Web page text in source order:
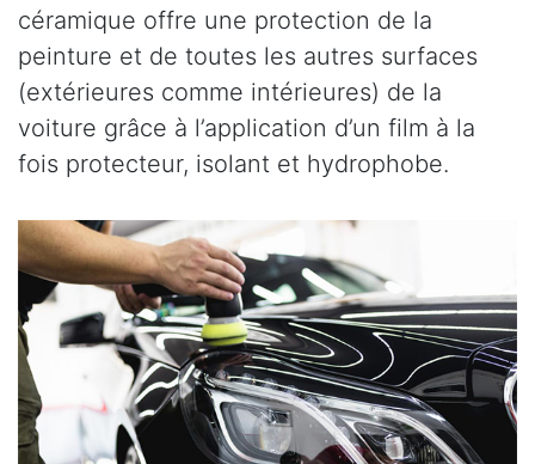
céramique offre une protection de la
peinture et de toutes les autres surfaces
(extérieures comme intérieures) de la
voiture grâce à l’application d’un film à la
fois protecteur, isolant et hydrophobe.